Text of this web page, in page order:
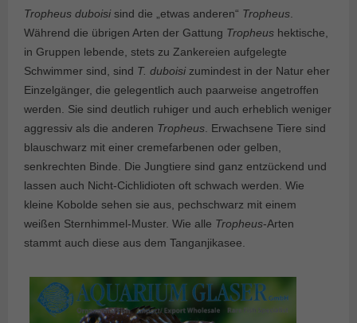
Tropheus duboisisind die „etwas anderen“ Tropheus
Während die übrigen Arten der Gattung Tropheus hektische,
in Gruppen lebende, stets zu Zankereien aufgelegte
Schwimmer sind, sind T. duboisizumindest in der Natur eher
Einzelgänger, die gelegentlich auch paarweise angetroffen
werden. Sie sind deutlich ruhiger und auch erheblich weniger
aggressiv als die anderen Tropheus . Erwachsene Tiere sind
blauschwarz mit einer cremefarbenen oder gelben,
senkrechten Binde. Die Jungtiere sind ganz entzückend und
lassen auch Nicht-Cichlidioten oft schwach werden. Wie
kleine Kobolde sehen sie aus, pechschwarz mit einem
weißen Sternhimmel-Muster. Wie alle Tropheus-Arten
stammt auch diese aus dem Tanganjikasee.